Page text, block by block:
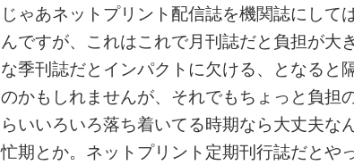
じゃあネットプリント配信誌を機関誌にして
んですが、これはこれで月刊誌だと負担が大
な季刊誌だとインパクトに欠ける、となると
のかもしれませんが、それでもちょっと負担
らいいろいろ落ち着いてる時期なら大丈夫な
忙期とか。ネットプリント定期刊行誌だとや